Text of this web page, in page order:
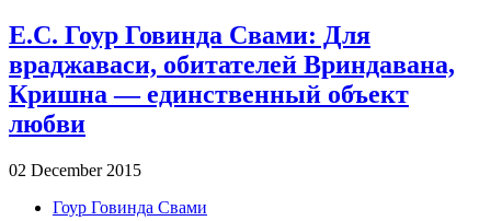
Е.С. Гоур Говинда Свами: Для
враджаваси, обитателей Вриндавана,
Кришна — единственный объект
любви
02 December 2015
Гоур Говинда Свами